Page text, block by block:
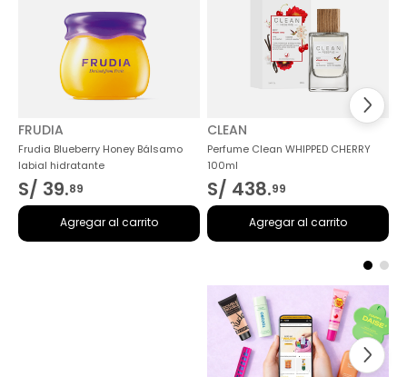
FRUDIA
Frudia Blueberry Honey Bálsamo
labial hidratante
S/ 39.89
Agregar al carrito
CLEAN
Perfume Clean WHIPPED CHERRY
100ml
S/ 438.99
Agregar al carrito